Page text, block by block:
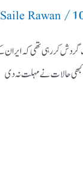
Saile Rawan /
کر رہی تھی کہ ایران
کبھی حالات نے مہلت نہ دی